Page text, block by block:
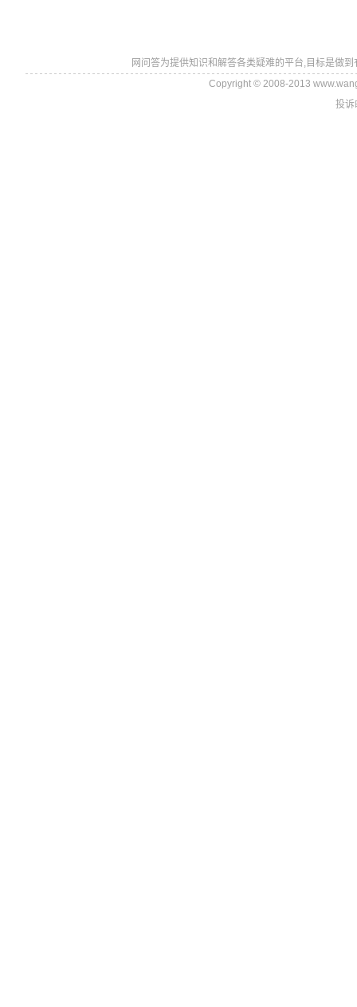
网问答为提供知识和解答各类疑难的平台,目标是做
Copyright © 2008-2013
投诉